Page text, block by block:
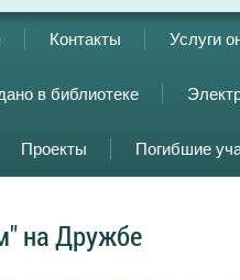
Контакты Услуги
в библиотеке
Проекты Погибшие
на Дружбе